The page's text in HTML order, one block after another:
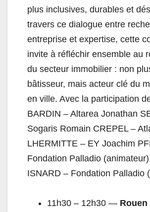
plus inclusives, durables et
travers ce dialogue entre
entreprise et expertise, cette
invite à réfléchir ensemble au
du secteur immobilier : non
bâtisseur, mais acteur clé du
en ville. Avec la participation
BARDIN – Altarea Jonathan
Sogaris Romain CREPEL –
LHERMITTE – EY Joachim
Fondation Palladio
ISNARD – Fondation Palladio
11h30 – 12h30 —